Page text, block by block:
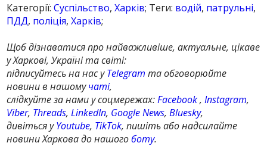
Категорії:Суспільство,Харків; Теги: водій, патрульні,
ПДД, поліція,Харків;
Щоб дізнаватися про найважливіше, актуальне, цікаве
у Харкові, Україні та світі:
підписуйтесь на нас уTelegram та обговорюйте
новини в нашомучаті,
слідкуйте за нами у соцмережах:Facebook,Instagram,
Viber, Threads,LinkedIn, Google News,Bluesky,
дивіться уYoutube, TikTok, пишіть або надсилайте
новини Харкова до нашогоботу.